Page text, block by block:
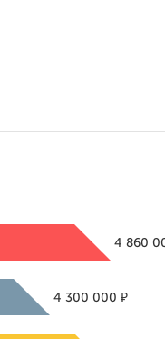
4 860
4 300 000₽